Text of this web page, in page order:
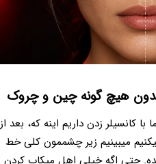
بدون هیچ گونه چین و چروک
کانسیلر زدن داریم اینه که، بعد از
میبینیم زیر چشممون کلی خط
حتی اگه خیلی اهل میکاپ کردن